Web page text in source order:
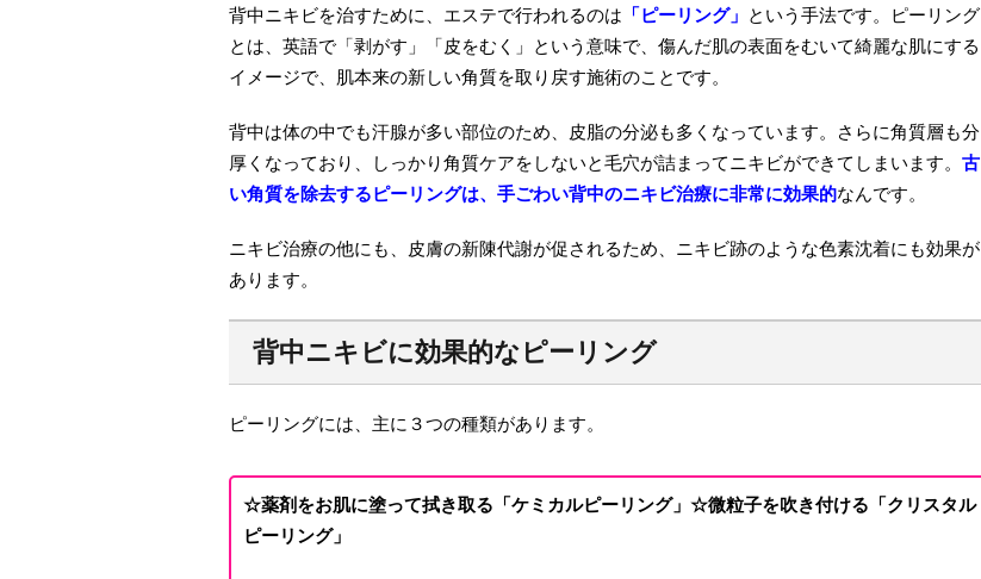
背中ニキビを治すために、エステで行われるのは 「ピーリング」 という手法です。ピーリング
とは、英語で「剥がす」「皮をむく」という意味で、傷んだ肌の表面をむいて綺麗な肌にする
イメージで、肌本来の新しい角質を取り戻す施術のことです。
背中は体の中でも汗腺が多い部位のため、皮脂の分泌も多くなっています。さらに角質層も分
厚くなっており、しっかり角質ケアをしないと毛穴が詰まってニキビができてしまいます。 古
い角質を除去するピーリングは、手ごわい背中のニキビ治療に非常に効果的なんです。
ニキビ治療の他にも、皮膚の新陳代謝が促されるため、ニキビ跡のような色素沈着にも効果が
あります。
背中ニキビに効果的なピーリング
ピーリングには、主に３つの種類があります。
☆薬剤をお肌に塗って拭き取る「ケミカルピーリング」 ☆微粒子を吹き付ける「クリスタル
ピーリング」